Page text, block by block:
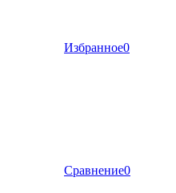
Избранное0
Сравнение0